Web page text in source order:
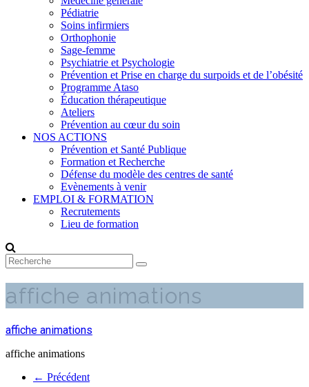
Pédiatrie
Soins infirmiers
Orthophonie
Sage-femme
Psychiatrie et Psychologie
Prévention et Prise en charge du surpoids et de l’obésité
Programme Ataso
Éducation thérapeutique
Ateliers
Prévention au cœur du soin
NOS ACTIONS
Prévention et Santé Publique
Formation et Recherche
Défense du modèle des centres de santé
Evènements à venir
EMPLOI & FORMATION
Recrutements
Lieu de formation
affiche animations
affiche animations
affiche animations
← Précédent